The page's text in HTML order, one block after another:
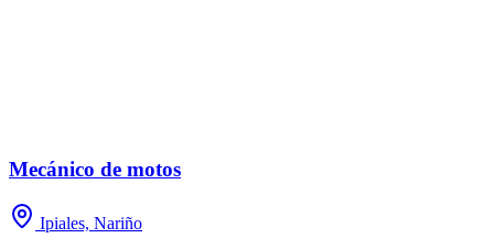
Mecánico de motos
Ipiales, Nariño